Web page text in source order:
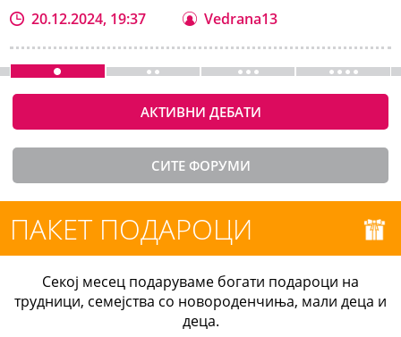
20.12.2024, 19:37 Vedrana13
АКТИВНИ ДЕБАТИ
СИТЕ ФОРУМИ
ПАКЕТ ПОДАРОЦИ
Секој месец подаруваме богати подароци на
трудници, семејства со новороденчиња, мали деца и
деца.